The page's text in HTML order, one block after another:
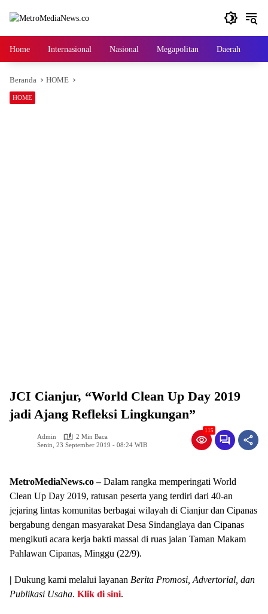
Home Internasional Nasional Megapolitan Daerah
Beranda HOME
HOME
JCI Cianjur, “World Clean Up Day 2019
jadi Ajang Refleksi Lingkungan”
Admin
2 Min Baca
Senin, 23 September 2019 - 08:24 WIB
115
MetroMediaNews.co –Dalam rangka memperingati World
Clean Up Day 2019, ratusan peserta yang terdiri dari 40-an
jejaring lintas komunitas berbagai wilayah di Cianjur dan Cipanas
bergabung dengan masyarakat Desa Sindanglaya dan Cipanas
mengikuti acara kerja bakti massal di ruas jalan Taman Makam
Pahlawan Cipanas, Minggu (22/9).
| Dukung kami melalui layanan Berita Promosi, Advertorial, dan
Publikasi Usaha. Klik di sini.